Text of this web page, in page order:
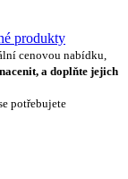
produkty
cenovou nabídku,
a doplňte jejich
potřebujete